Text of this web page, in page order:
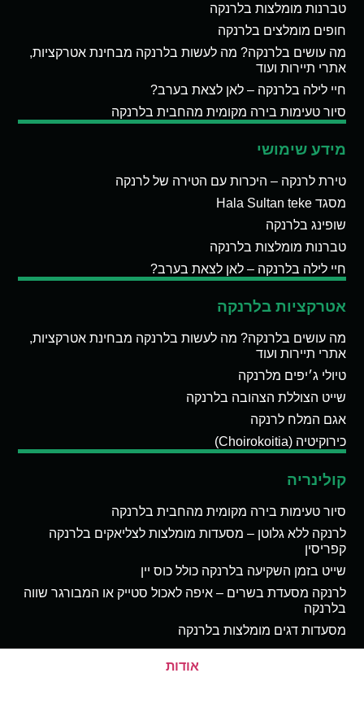
טברנות מומלצות בלרנקה
חופים מומלצים בלרנקה
מה עושים בלרנקה? מה לעשות בלרנקה מבחינת אטרקציות,
אתרי תיירות ועוד
חיי לילה בלרנקה – לאן לצאת בערב?
סיור טעימות בירה מקומית מהחבית בלרנקה
מידע שימושי
טירת לרנקה – היכרות עם הטירה של לרנקה
מסגד Hala Sultan teke
שופינג בלרנקה
טברנות מומלצות בלרנקה
חיי לילה בלרנקה – לאן לצאת בערב?
אטרקציות בלרנקה
מה עושים בלרנקה? מה לעשות בלרנקה מבחינת אטרקציות,
אתרי תיירות ועוד
טיולי ג׳יפים מלרנקה
שייט הצוללת הצהובה בלרנקה
אגם המלח לרנקה
כירוקיטיה (Choirokoitia)
קולינריה
סיור טעימות בירה מקומית מהחבית בלרנקה
לרנקה ללא גלוטן – מסעדות מומלצות לצליאקים בלרנקה
קפריסין
שייט בזמן השקיעה בלרנקה כולל כוס יין
לרנקה מסעדת בשרים – איפה לאכול סטייק או המבורגר שווה
בלרנקה
מסעדות דגים מומלצות בלרנקה
אודות